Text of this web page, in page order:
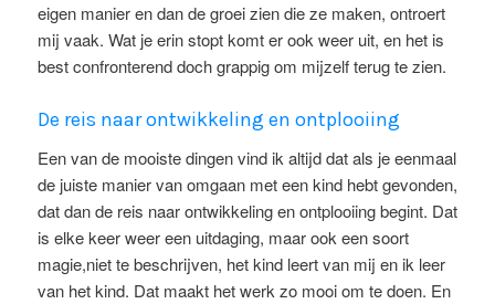
eigen manier en dan de groei zien die ze maken, ontroert
mij vaak. Wat je erin stopt komt er ook weer uit, en het is
best confronterend doch grappig om mijzelf terug te zien.
De reis naar ontwikkeling en ontplooiing
Een van de mooiste dingen vind ik altijd dat als je eenmaal
de juiste manier van omgaan met een kind hebt gevonden,
dat dan de reis naar ontwikkeling en ontplooiing begint. Dat
is elke keer weer een uitdaging, maar ook een soort
magie,niet te beschrijven, het kind leert van mij en ik leer
van het kind. Dat maakt het werk zo mooi om te doen. En